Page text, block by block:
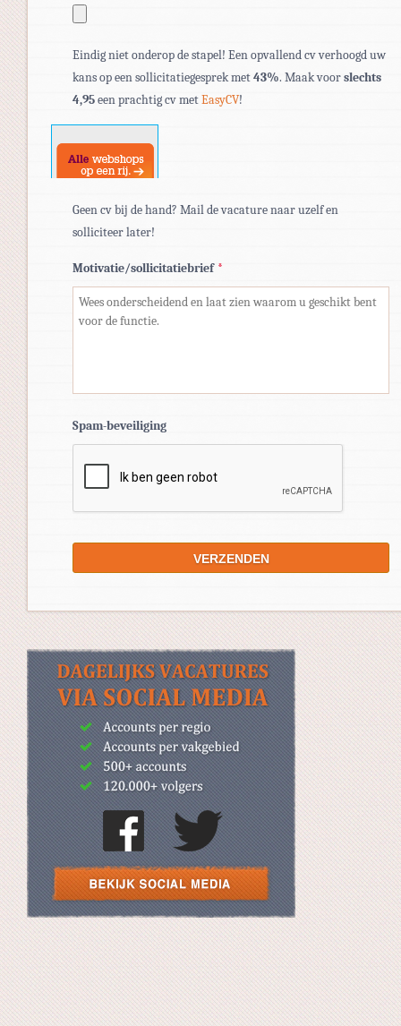
bestandstypen:
pdf,
doc,
docx.
Eindig niet onderop de stapel! Een opvallend cv verhoogd uw
kans op een sollicitatiegesprek met43%. Maak voorslechts
4,95een prachtig cv metEasyCV!
Geen cv bij de hand? Mail de vacature naar uzelf en
solliciteer later!
Motivatie/sollicitatiebrief *
Spam-beveiliging